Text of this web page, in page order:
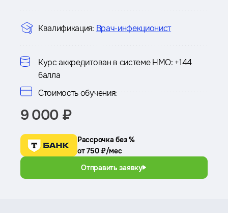
Квалификация: Врач-инфекционист
Курс аккредитован в системе НМО: +144
балла
Стоимость обучения:
9 000 ₽
Рассрочка без %
от 750 ₽/мес
Отправить заявку